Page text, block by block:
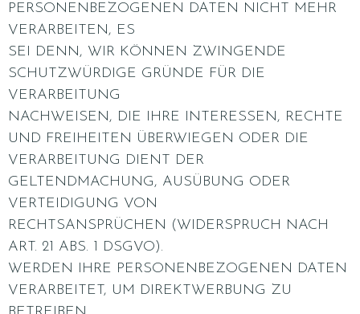
PERSONENBEZOGENEN DATEN NICHT MEHR
VERARBEITEN, ES
SEI DENN, WIR KÖNNEN ZWINGENDE
SCHUTZWÜRDIGE GRÜNDE FÜR DIE
VERARBEITUNG
NACHWEISEN, DIE IHRE INTERESSEN, RECHTE
UND FREIHEITEN ÜBERWIEGEN ODER DIE
VERARBEITUNG DIENT DER
GELTENDMACHUNG, AUSÜBUNG ODER
VERTEIDIGUNG VON
RECHTSANSPRÜCHEN (WIDERSPRUCH NACH
ART. 21 ABS. 1 DSGVO).
WERDEN IHRE PERSONENBEZOGENEN DATEN
VERARBEITET, UM DIREKTWERBUNG ZU